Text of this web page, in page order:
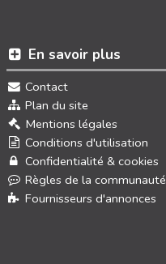
En savoir plus
Contact
Plan du site
Mentions légales
Conditions d'utilisation
Confidentialité & cookies
Règles de la communauté
Fournisseurs d'annonces